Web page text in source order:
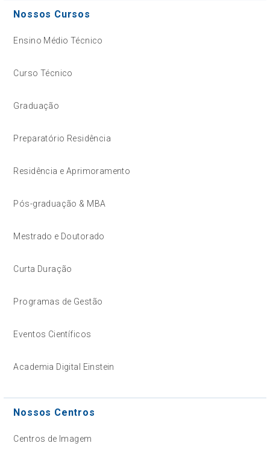
Nossos Cursos
Ensino Médio Técnico
Curso Técnico
Graduação
Preparatório Residência
Residência e Aprimoramento
Pós-graduação & MBA
Mestrado e Doutorado
Curta Duração
Programas de Gestão
Eventos Científicos
Academia Digital Einstein
Nossos Centros
Centros de Imagem